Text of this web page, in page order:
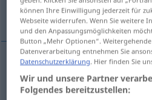
reminder
reminder
können Ihre Einwilligung jederzeit für
Webseite widerrufen. Wenn Sie weitere
und den Anpassungsmöglichkeiten
Button „Mehr Optionen“.
Datenverarbeitung entnehmen Sie
Datenschutzerklärung. Hier finden Sie
Wir und unsere Partner
Folgendes bereitzustellen: